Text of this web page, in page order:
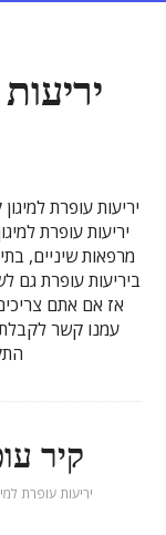
יריעות עופרת
יריעות עופרת
מרפאות שיניים,
ביריעות עופרת גם
אז אם אתם
עמנו קשר לקבלת
קיר
יריעות עופרת